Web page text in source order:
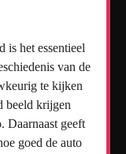
is het essentieel
van de
te kijken
beeld krijgen
Daarnaast geeft
goed de auto